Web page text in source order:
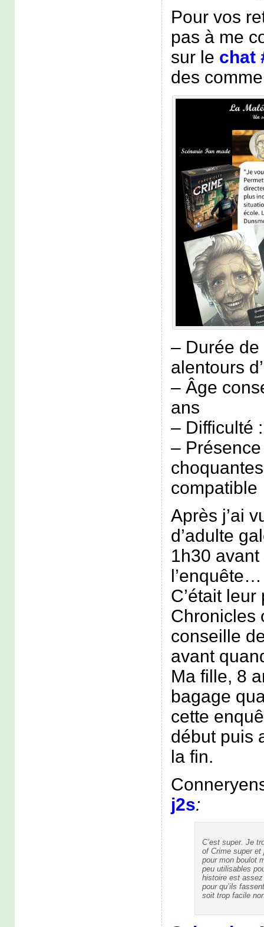
Pour vos
pas à me
sur le chat
des
– Durée
alentours
– Âge
ans
– Difficulté
– Présence
compatible
Après j’ai
d’adulte
1h30
l’enquête…
C’était
Chronicles
conseille
avant
Ma fille, 8
bagage
cette
début puis
la fin.
j2s:
C’est super. Je
of Crime super et
pour mon boulot
peu utilisables
histoire est
pour qu’ils
soit trop facile